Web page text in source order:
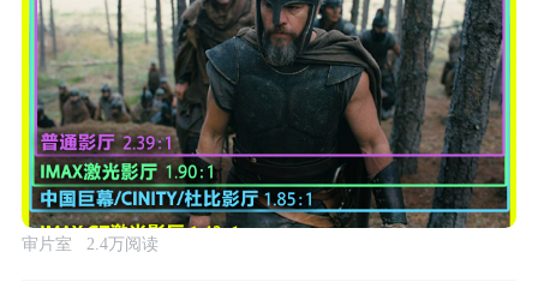
审片室 2.4万阅读